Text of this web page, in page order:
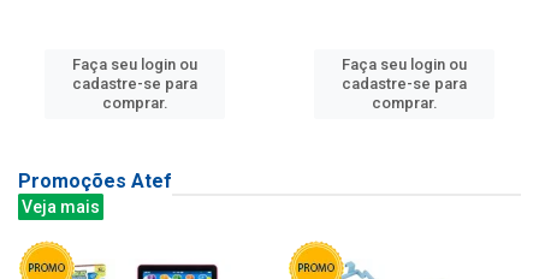
Faça seu login ou
cadastre-se para
comprar.
Faça seu login ou
cadastre-se para
comprar.
Promoções Atef
Veja mais